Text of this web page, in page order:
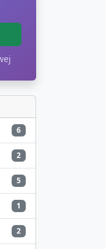
6
2
5
1
2